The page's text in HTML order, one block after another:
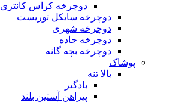
دوچرخه کراس کانتری
دوچرخه سایکل توریست
دوچرخه شهری
دوچرخه جاده
دوچرخه بچه گانه
پوشاک
بالا تنه
بادگیر
پیراهن آستین بلند